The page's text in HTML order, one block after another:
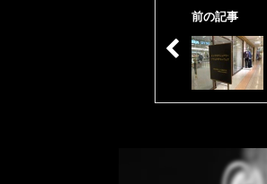
前の記事